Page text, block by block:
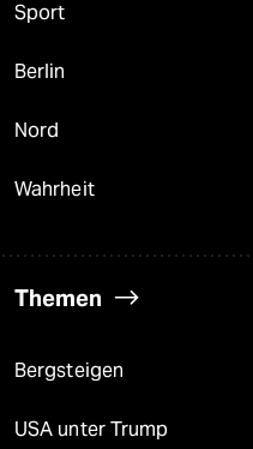
Sport
Berlin
Nord
Wahrheit
Themen
Bergsteigen
USA unter Trump